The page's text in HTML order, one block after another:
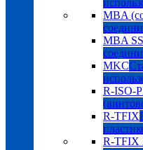
MBA
MBA
MKC
R-ISO-
R-TFIX
R-TFIX